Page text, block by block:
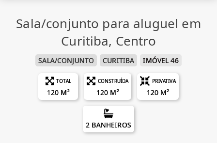
Sala/conjunto para aluguel em
Curitiba, Centro
SALA/CONJUNTO CURITIBA IMÓVEL 46
TOTAL
120 M²
CONSTRUÍDA
120 M²
PRIVATIVA
120 M²
2 BANHEIROS